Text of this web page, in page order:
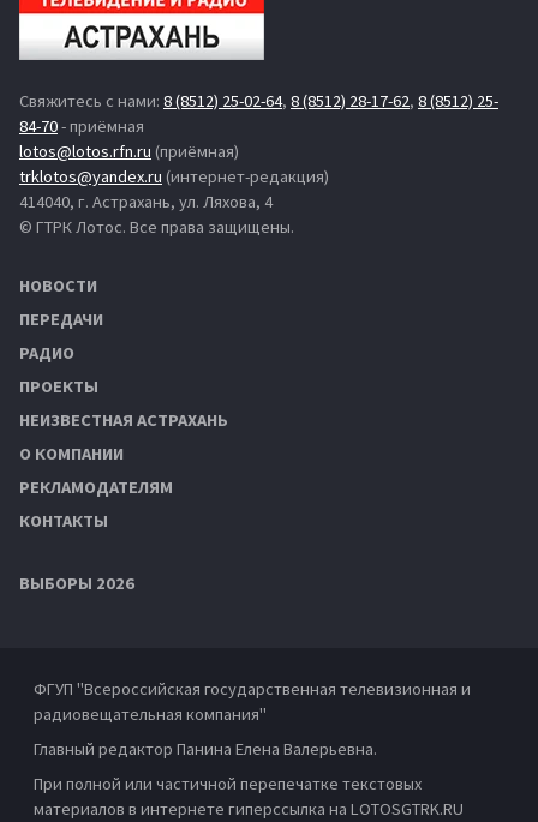
Свяжитесь с нами: 8 (8512) 25-02-64, 8 (8512) 28-17-62, 8 (8512) 25-
84-70- приёмная
lotos@lotos.rfn.ru (приёмная)
trklotos@yandex.ru (интернет-редакция)
414040, г. Астрахань, ул. Ляхова, 4
© ГТРК Лотос. Все права защищены.
НОВОСТИ
ПЕРЕДАЧИ
РАДИО
ПРОЕКТЫ
НЕИЗВЕСТНАЯ АСТРАХАНЬ
О КОМПАНИИ
РЕКЛАМОДАТЕЛЯМ
КОНТАКТЫ
ВЫБОРЫ 2026
ФГУП "Всероссийская государственная телевизионная и
радиовещательная компания"
Главный редактор Панина Елена Валерьевна.
При полной или частичной перепечатке текстовых
материалов в интернете гиперссылка на LOTOSGTRK.RU